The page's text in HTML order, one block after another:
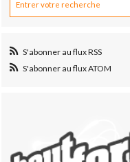
S'abonner au flux RSS
S'abonner au flux ATOM